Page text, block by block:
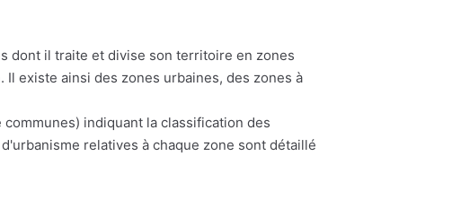
dont il traite et divise son territoire en zones
existe ainsi des zones urbaines, des zones à
indiquant la classification des
relatives à chaque zone sont détaillé